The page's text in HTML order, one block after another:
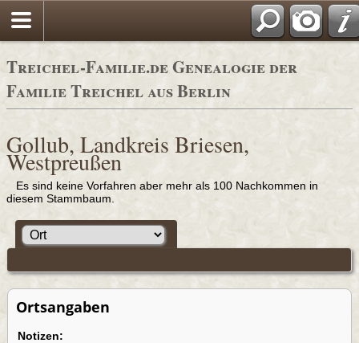
Treichel-Familie.de Genealogie der
Familie Treichel aus Berlin
Gollub, Landkreis Briesen,
Westpreußen
Es sind keine Vorfahren aber mehr als 100 Nachkommen in
diesem Stammbaum.
Ortsangaben
Notizen: